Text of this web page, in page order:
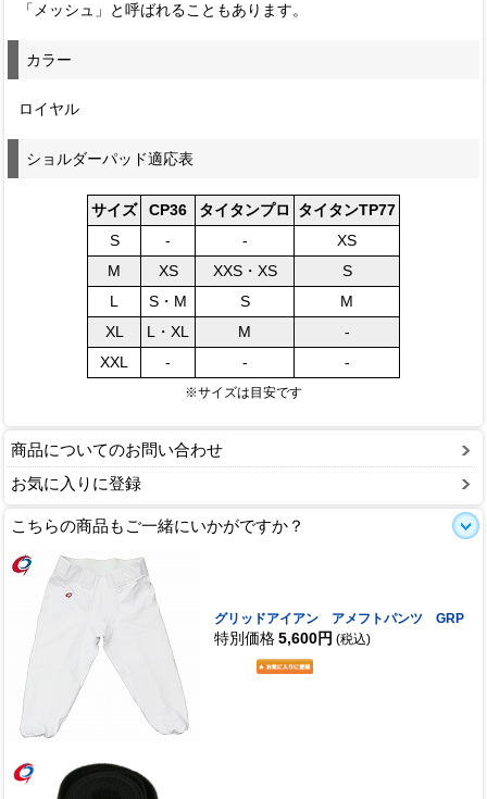
「メッシュ」と呼ばれることもあります。
カラー
ロイヤル
ショルダーパッド適応表
サイズ CP36 タイタンプロ
タイタンTP77
S
- -
XS
M
XS XXS・XS
S
L
S・M S
M
XL
L・XL M
-
XXL
- - -
※サイズは目安です
商品についてのお問い合わせ
お気に入りに登録
こちらの商品もご一緒にいかがですか？
グリッドアイアン アメフトパンツ GRP
特別価格 5,600円 (税込)